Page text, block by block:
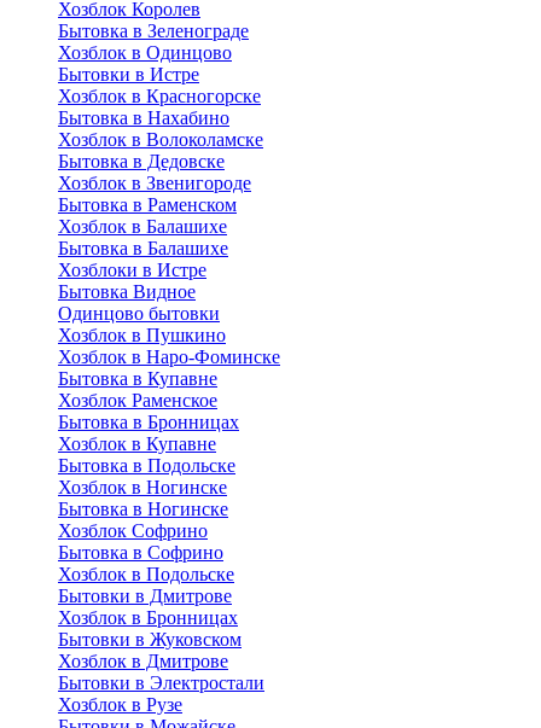
Хозблок Королев
Бытовка в Зеленограде
Хозблок в Одинцово
Бытовки в Истре
Хозблок в Красногорске
Бытовка в Нахабино
Хозблок в Волоколамске
Бытовкa в Дедовске
Хозблок в Звенигороде
Бытовка в Раменском
Хозблок в Балашихе
Бытовкa в Балашихе
Хозблоки в Истре
Бытовка Видное
Одинцово бытовки
Хозблок в Пушкино
Хозблок в Наро-Фоминске
Бытовка в Купавне
Хозблок Раменское
Бытовка в Бронницах
Хозблок в Купавне
Бытовка в Подольске
Хозблок в Ногинске
Бытовка в Ногинске
Хозблок Софрино
Бытовка в Софрино
Хозблок в Подольске
Бытовки в Дмитрове
Хозблок в Бронницах
Бытовки в Жуковском
Хозблок в Дмитрове
Бытовки в Электростали
Хозблок в Рузе